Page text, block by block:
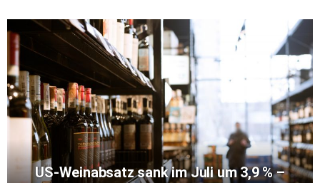
US-Weinabsatz sank im Juli um 3,9 % –